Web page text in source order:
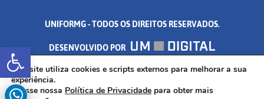
Abrir a barra de ferramentas
UNIFORMG - TODOS OS DIREITOS RESERVADOS.
DESENVOLVIDO POR
AV. DR. ARNALDO DE SENNA, 328 - PALMEIRAS, FORMIGA/MG - CEP:
35.574.530
Este site utiliza cookies e scripts externos para melhorar a sua
experiência.
Acesse nossa Política de Privacidade para obter mais